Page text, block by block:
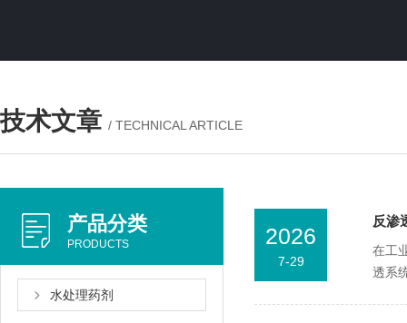
技术文章 / TECHNICAL ARTICLE
产品分类
PRODUCTS
水处理药剂
2026
7-29
反渗
在工
透系